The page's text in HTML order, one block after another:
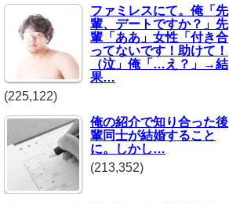
ファミレスにて。俺「先
輩、デートですか？」先
輩「ああ」女性「付き合
ってないです！助けて！
（泣」俺「…え？」→結
果…
(225,122)
俺の紹介で知り合った後
輩同士が結婚すること
に。しかし…
(213,352)